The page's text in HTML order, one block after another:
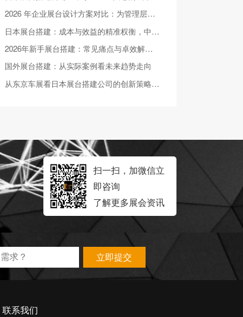
2026 年企业展台设计方案对比：为管理层提供精准决策参考
日本展台搭建：成本与效益的精准权衡，中小企业的投资指南
2026年新手展台搭建：常见痛点与卓效解决方案
国外展台搭建：从实际案例看未来趋势走向
从东京车展看日本展台搭建公司的创新策略与实践
扫一扫，加微信立
即咨询
了解更多展会资讯
立即提交
联系我们